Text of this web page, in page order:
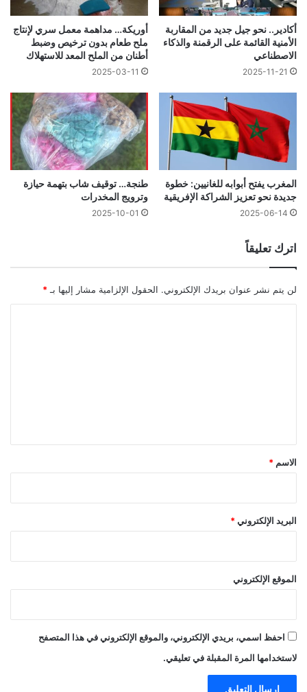
أكادير.. نحو جيل جديد من المقاربة
الأمنية القائمة على الرقمنة والذكاء
الاصطناعي
2025-11-21
أوريكة… مداهمة معمل سري لإنتاج
ملح طعام بدون ترخيص وضبط
أطنان من الملح المعد للاستهلاك
2025-03-11
المغرب يفتح أبوابه للغانيين: خطوة
جديدة نحو تعزيز الشراكة الإفريقية
2025-06-14
طنجة… توقيف شاب بتهمة حيازة
وترويج المخدرات
2025-10-01
اترك تعليقاً
لن يتم نشر عنوان بريدك الإلكتروني. الحقول الإلزامية مشار إليها بـ *
*
الاسم *
البريد الإلكتروني *
الموقع الإلكتروني
احفظ اسمي، بريدي الإلكتروني، والموقع الإلكتروني في هذا المتصفح
لاستخدامها المرة المقبلة في تعليقي.